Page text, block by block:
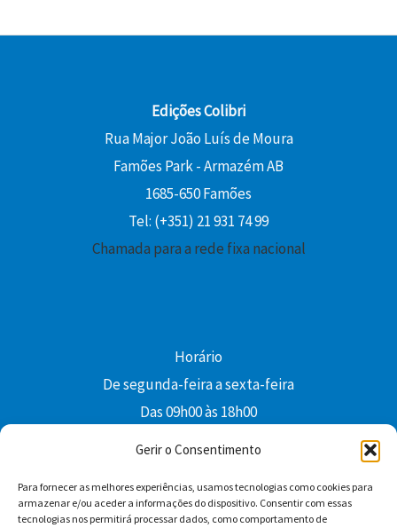
Gerir o Consentimento
Para fornecer as melhores experiências, usamos tecnologias como cookies para
armazenar e/ou aceder a informações do dispositivo. Consentir com essas
tecnologias nos permitirá processar dados, como comportamento de
Edições Colibri
Rua Major João Luís de Moura
Famões Park - Armazém AB
1685-650 Famões
Tel: (+351) 21 931 74 99
Chamada para a rede fixa nacional
Horário
De segunda-feira a sexta-feira
Das 09h00 às 18h00
Facebook YouTube Instagram
Whatsapp